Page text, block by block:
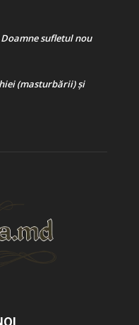
sufletul nou
(masturbării) şi